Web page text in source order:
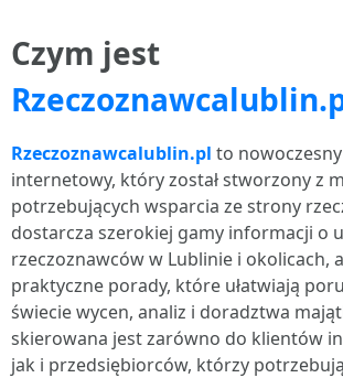
Czym jest
Rzeczoznawcalublin.pl to
internetowy, który został stworzony z
potrzebujących wsparcia ze strony
dostarcza szerokiej gamy informacji o
rzeczoznawców w Lublinie i okolicach,
praktyczne porady, które ułatwiają
świecie wycen, analiz i doradztwa
skierowana jest zarówno do klientów
jak i przedsiębiorców, którzy potrzebują